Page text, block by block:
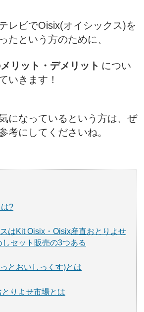
レビでOisix(オイシックス)を
たという方のために、
リット・デメリット につい
いきます！
になっているという方は、ぜ
考にしてくださいね。
?
はKit Oisix・Oisix産直おとりよせ
セット販売の3つある
とおいしっくす)とは
りよせ市場とは